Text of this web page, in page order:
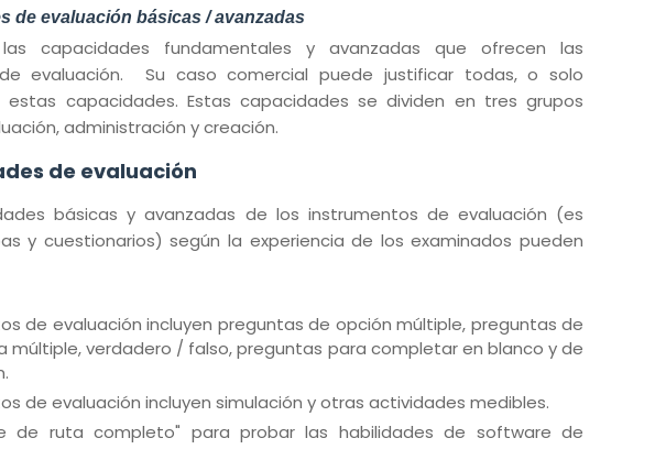
de evaluación básicas / avanzadas
capacidades fundamentales y avanzadas que ofrecen las
evaluación. Su caso comercial puede justificar todas, o solo
estas capacidades. Estas capacidades se dividen en tres grupos
administración y creación.
de evaluación
básicas y avanzadas de los instrumentos de evaluación (es
y cuestionarios) según la experiencia de los examinados pueden
de evaluación incluyen preguntas de opción múltiple, preguntas de
múltiple, verdadero / falso, preguntas para completar en blanco y de
de evaluación incluyen simulación y otras actividades medibles.
de ruta completo" para probar las habilidades de software de